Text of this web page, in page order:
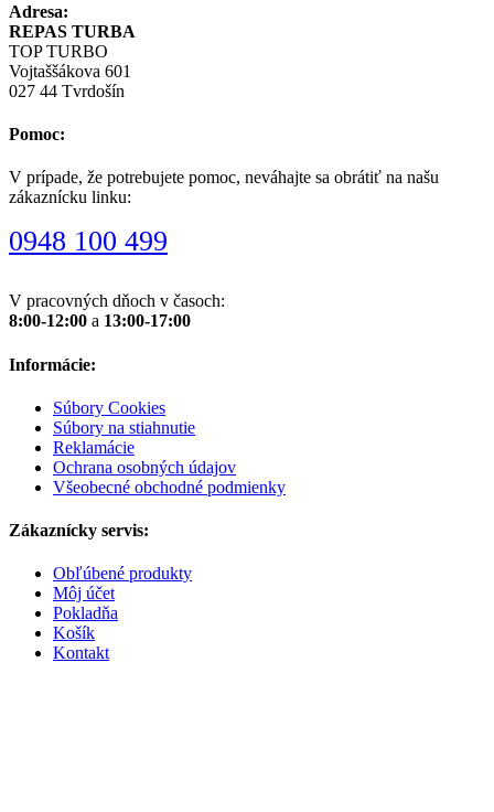
Adresa:
REPAS TURBA
TOP TURBO
Vojtaššákova 601
027 44 Tvrdošín
Pomoc:
V prípade, že potrebujete pomoc, neváhajte sa obrátiť na našu
zákaznícku linku:
0948 100 499
V pracovných dňoch v časoch:
8:00-12:00 a 13:00-17:00
Informácie:
Súbory Cookies
Súbory na stiahnutie
Reklamácie
Ochrana osobných údajov
Všeobecné obchodné podmienky
Zákaznícky servis:
Obľúbené produkty
Môj účet
Pokladňa
Košík
Kontakt